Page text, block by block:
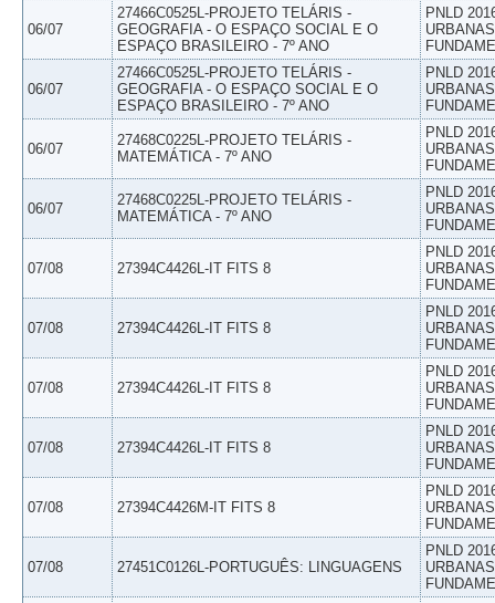
06/07
27466C0525L-PROJETO TELÁRIS -
GEOGRAFIA - O ESPAÇO SOCIAL E O
ESPAÇO BRASILEIRO - 7º ANO
PNLD
06/07
27466C0525L-PROJETO TELÁRIS -
GEOGRAFIA - O ESPAÇO SOCIAL E O
ESPAÇO BRASILEIRO - 7º ANO
PNLD
06/07
27468C0225L-PROJETO TELÁRIS -
MATEMÁTICA - 7º ANO
PNLD
06/07
27468C0225L-PROJETO TELÁRIS -
MATEMÁTICA - 7º ANO
PNLD
07/08 27394C4426L-IT FITS 8
PNLD
07/08 27394C4426L-IT FITS 8
PNLD
07/08 27394C4426L-IT FITS 8
PNLD
07/08 27394C4426L-IT FITS 8
PNLD
07/08 27394C4426M-IT FITS 8
PNLD
07/08 27451C0126L-PORTUGUÊS: LINGUAGENS
PNLD